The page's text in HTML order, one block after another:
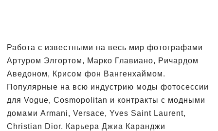
Работа с известными на весь мир фотографами
Артуром Элгортом, Марко Главиано, Ричардом
Аведоном, Крисом фон Вангенхаймом.
Популярные на всю индустрию моды фотосессии
для Vogue, Cosmopolitan и контракты с модными
домами Armani, Versace, Yves Saint Laurent,
Christian Dior. Карьера Джиа Каранджи